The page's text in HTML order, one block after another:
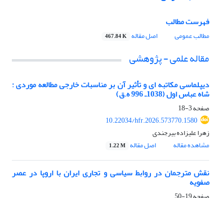
فهرست مطالب
مطالب عمومی اصل مقاله 467.84 K
مقاله علمی - پژوهشی
دیپلماسی مکاتبه ای و تأثیر آن بر مناسبات خارجی مطالعه موردی :
شاه عباس اول (1038ـ 996 ه.ق)
صفحه3-18
10.22034/hfr.2026.573770.1580
زهرا علیزاده بیرجندی
مشاهده مقاله
اصل مقاله 1.22 M
نقش مترجمان در روابط سیاسی و تجاری ایران با اروپا در عصر
صفویه